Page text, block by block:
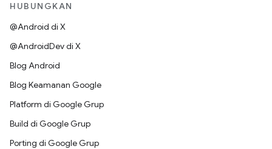
HUBUNGKAN
@Android di X
@AndroidDev di X
Blog Android
Blog Keamanan Google
Platform di Google Grup
Build di Google Grup
Porting di Google Grup